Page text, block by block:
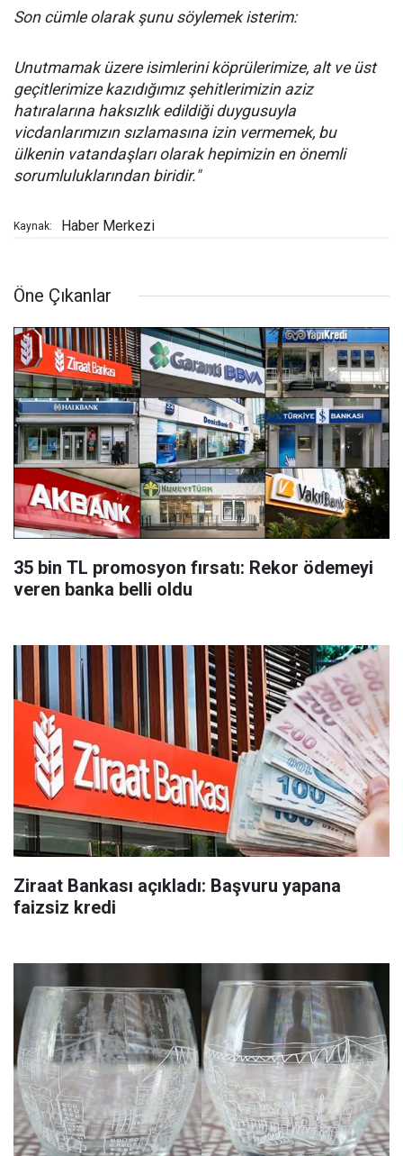
Son cümle olarak şunu söylemek isterim:
Unutmamak üzere isimlerini köprülerimize, alt ve üst
geçitlerimize kazıdığımız şehitlerimizin aziz
hatıralarına haksızlık edildiği duygusuyla
vicdanlarımızın sızlamasına izin vermemek, bu
ülkenin vatandaşları olarak hepimizin en önemli
sorumluluklarından biridir."
Kaynak: Haber Merkezi
Öne Çıkanlar
35 bin TL promosyon fırsatı: Rekor ödemeyi
veren banka belli oldu
Ziraat Bankası açıkladı: Başvuru yapana
faizsiz kredi